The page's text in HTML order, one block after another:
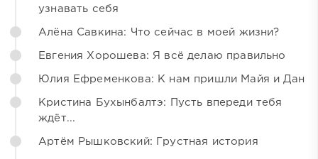
узнавать себя
Алёна Савкина: Что сейчас в моей жизни?
Евгения Хорошева: Я всё делаю правильно
Юлия Ефременкова: К нам пришли Майя и Дан
Кристина Бухынбалтэ: Пусть впереди тебя
ждёт...
Артём Рышковский: Грустная история